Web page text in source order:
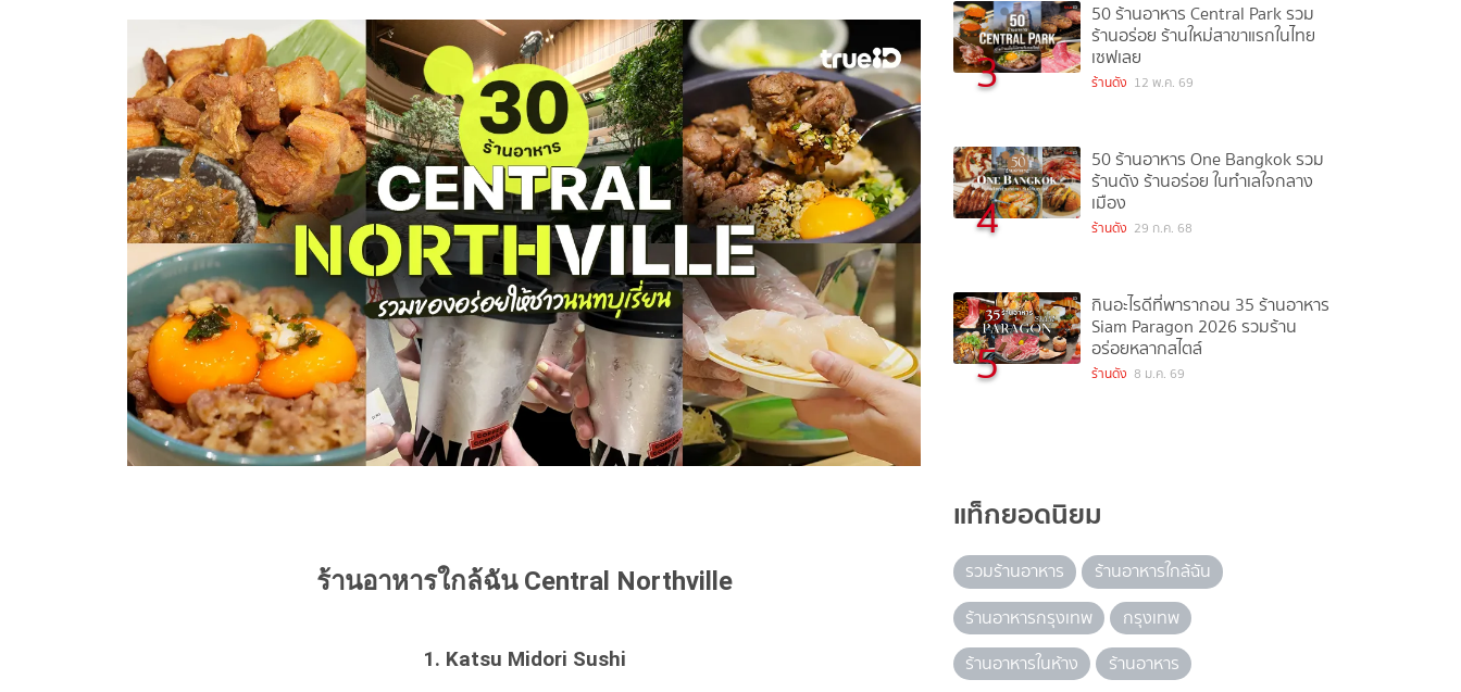
ร้านอาหารใกล้ฉัน Central Northville
1. Katsu Midori Sushi
3
50 ร้านอาหาร Central Park รวม
ร้านอร่อย ร้านใหม่สาขาแรกในไทย
เซฟเลย
ร้านดัง 12 พ.ค. 69
4
50 ร้านอาหาร One Bangkok รวม
ร้านดัง ร้านอร่อย ในทำเลใจกลาง
เมือง
ร้านดัง 29 ก.ค. 68
5
กินอะไรดีที่พารากอน 35 ร้านอาหาร
Siam Paragon 2026 รวมร้าน
อร่อยหลากสไตล์
ร้านดัง 8 ม.ค. 69
แท็กยอดนิยม
รวมร้านอาหาร
ร้านอาหารใกล้ฉัน
ร้านอาหารกรุงเทพ
กรุงเทพ
ร้านอาหารในห้าง
ร้านอาหาร